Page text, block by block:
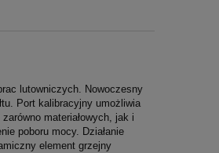
lutowniczych. Nowoczesny
Port kalibracyjny umożliwia
materiałowych, jak i
poboru mocy. Działanie
element grzejny